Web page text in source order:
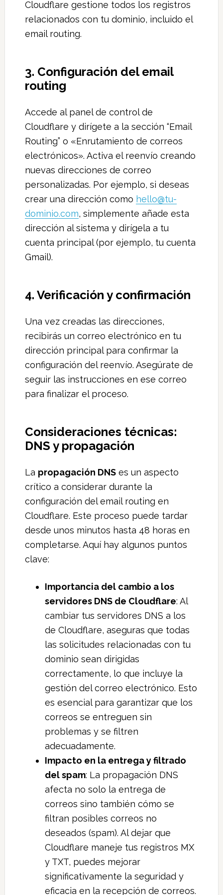
Cloudflare gestione todos los registros
relacionados con tu dominio, incluido el
email routing.
3. Configuración del email
routing
Accede al panel de control de
Cloudflare y dirígete a la sección “Email
Routing” o «Enrutamiento de correos
electrónicos». Activa el reenvío creando
nuevas direcciones de correo
personalizadas. Por ejemplo, si deseas
crear una dirección como hello@tu-
dominio.com, simplemente añade esta
dirección al sistema y dirígela a tu
cuenta principal (por ejemplo, tu cuenta
Gmail).
4. Verificación y confirmación
Una vez creadas las direcciones,
recibirás un correo electrónico en tu
dirección principal para confirmar la
configuración del reenvío. Asegúrate de
seguir las instrucciones en ese correo
para finalizar el proceso.
Consideraciones técnicas:
DNS y propagación
La propagación DNSes un aspecto
crítico a considerar durante la
configuración del email routing en
Cloudflare. Este proceso puede tardar
desde unos minutos hasta 48 horas en
completarse. Aquí hay algunos puntos
clave:
Importancia del cambio a los
servidores DNS de Cloudflare: Al
cambiar tus servidores DNS a los
de Cloudflare, aseguras que todas
las solicitudes relacionadas con tu
dominio sean dirigidas
correctamente, lo que incluye la
gestión del correo electrónico. Esto
es esencial para garantizar que los
correos se entreguen sin
problemas y se filtren
adecuadamente.
Impacto en la entrega y filtrado
del spam: La propagación DNS
afecta no solo la entrega de
correos sino también cómo se
filtran posibles correos no
deseados (spam). Al dejar que
Cloudflare maneje tus registros MX
y TXT, puedes mejorar
significativamente la seguridad y
eficacia en la recepción de correos.